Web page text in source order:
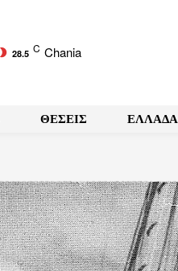
28.5 C Chania
ΘΕΣΕΙΣ ΕΛΛΑΔΑ